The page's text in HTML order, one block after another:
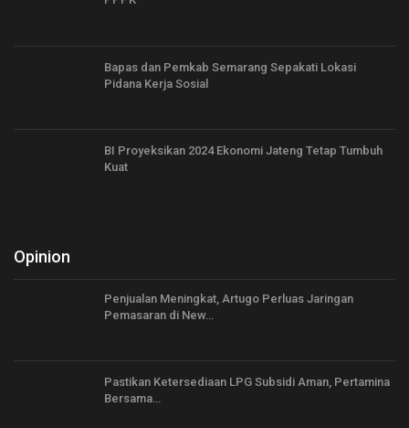
Bapas dan Pemkab Semarang Sepakati Lokasi
Pidana Kerja Sosial
BI Proyeksikan 2024 Ekonomi Jateng Tetap Tumbuh
Kuat
Opinion
Penjualan Meningkat, Artugo Perluas Jaringan
Pemasaran di New…
Pastikan Ketersediaan LPG Subsidi Aman, Pertamina
Bersama…